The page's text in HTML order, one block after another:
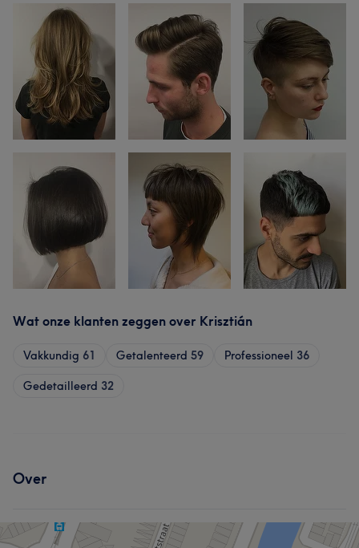
Wat onze klanten zeggen over Krisztián
Vakkundig 61 Getalenteerd 59 Professioneel 36
Gedetailleerd 32
Over